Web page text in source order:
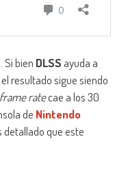
Si bien DLSS ayuda a
resultado sigue siendo
frame ratecae a los 30
de Nintendo
detallado que este